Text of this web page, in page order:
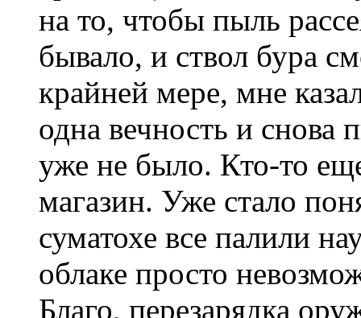
на то, чтобы пыль
бывало, и ствол бура
крайней мере, мне
одна вечность и снова
уже не было. Кто-то
магазин. Уже стало
суматохе все палили
облаке просто
Благо, перезарядка